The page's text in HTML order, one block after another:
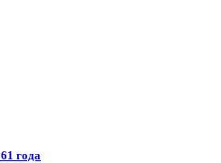
года